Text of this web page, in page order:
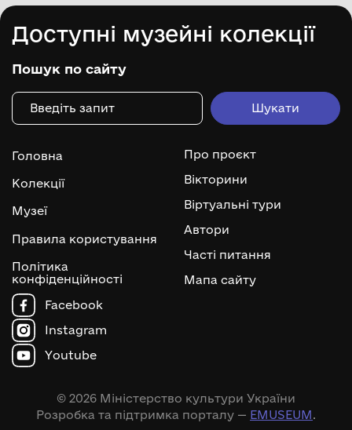
Доступні музейні колекції
Пошук по сайту
Головна
Колекції
Музеї
Правила користування
Політика
конфіденційності
Про проєкт
Вікторини
Віртуальні тури
Автори
Часті питання
Мапа сайту
Facebook
Instagram
Youtube
© 2026 Міністерство культури України
Розробка та підтримка порталу — EMUSEUM .